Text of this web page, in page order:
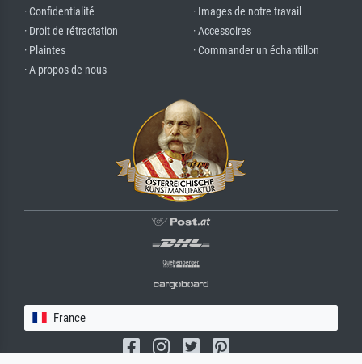
· Confidentialité
· Droit de rétractation
· Plaintes
· A propos de nous
· Images de notre travail
· Accessoires
· Commander un échantillon
France